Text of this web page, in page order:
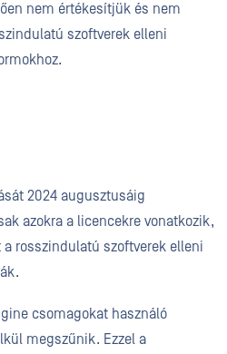
nem értékesítjük és nem
szoftverek elleni
2024 augusztusáig
azokra a licencekre vonatkozik,
a rosszindulatú szoftverek elleni
csomagokat használó
megszűnik. Ezzel a